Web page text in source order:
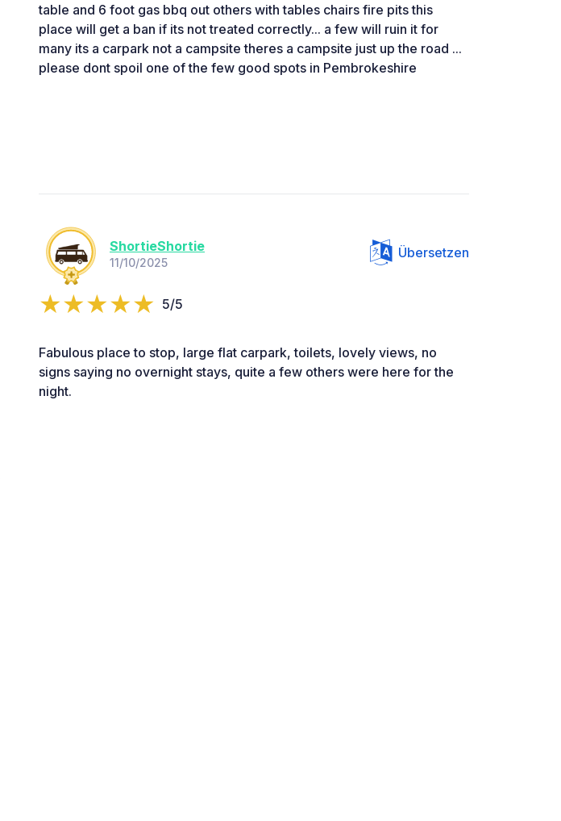
table and 6 foot gas bbq out others with tables chairs fire pits this
place will get a ban if its not treated correctly... a few will ruin it for
many its a carpark not a campsite theres a campsite just up the road ...
please dont spoil one of the few good spots in Pembrokeshire
ShortieShortie
11/10/2025
Übersetzen
5/5
Fabulous place to stop, large flat carpark, toilets, lovely views, no
signs saying no overnight stays, quite a few others were here for the
night.